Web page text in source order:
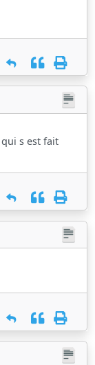
s est fait